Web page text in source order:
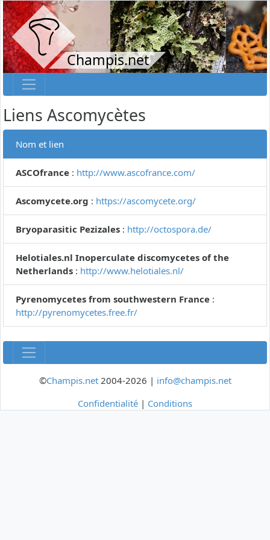
Champis.net
Liens Ascomycètes
Nom et lien
ASCOfrance : http://www.ascofrance.com/
Ascomycete.org : https://ascomycete.org/
Bryoparasitic Pezizales : http://octospora.de/
Helotiales.nl Inoperculate discomycetes of the
Netherlands : http://www.helotiales.nl/
Pyrenomycetes from southwestern France :
http://pyrenomycetes.free.fr/
©Champis.net2004-2026 | info@champis.net
Confidentialité | Conditions